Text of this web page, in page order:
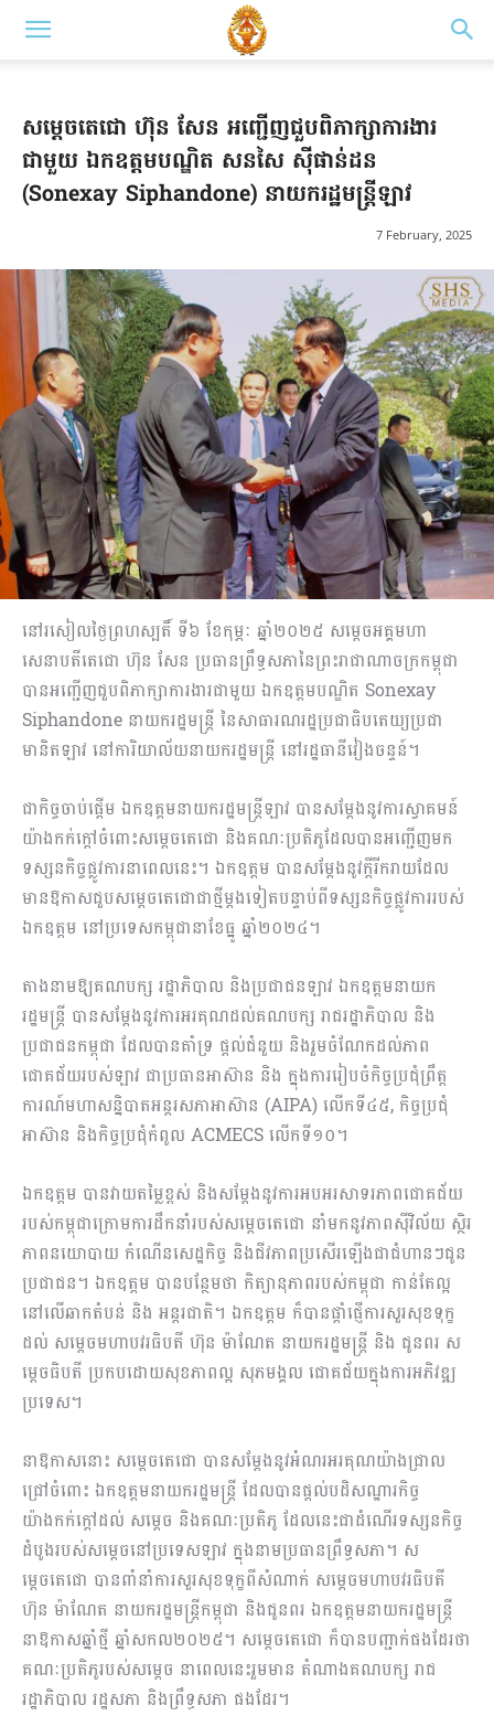
សម្ដេចតេជោ ហ៊ុន សែន អញ្ជើញជួបពិភាក្សាការងារ
ជាមួយ ឯកឧត្តមបណ្ឌិត សនសៃ ស៊ីផាន់ដន
(Sonexay Siphandone) នាយករដ្ឋមន្រ្តីឡាវ
7 February, 2025
នៅរសៀលថ្ងៃព្រហស្បតិ៍ ទី៦ ខែកុម្ភៈ ឆ្នាំ២០២៥ សម្តេចអគ្គមហា
សេនាបតីតេជោ ហ៊ុន សែន ប្រធានព្រឹទ្ធសភានៃព្រះរាជាណាចក្រកម្ពុជា
បានអញ្ជើញជួបពិភាក្សាការងារជាមួយ ឯកឧត្តមបណ្ឌិត Sonexay
Siphandone នាយករដ្ឋមន្រ្តី នៃសាធារណរដ្ឋប្រជាធិបតេយ្យប្រជា
មានិតឡាវ នៅការិយាល័យនាយករដ្ឋមន្រ្តី នៅរដ្ឋធានីវៀងចន្ទន៍។
ជាកិច្ចចាប់ផ្តើម ឯកឧត្តមនាយករដ្ឋមន្រ្តីឡាវ បានសម្តែងនូវការស្វាគមន៍
យ៉ាងកក់ក្តៅចំពោះសម្តេចតេជោ និងគណៈប្រតិភូដែលបានអញ្ជើញមក
ទស្សនកិច្ចផ្លូវការនាពេលនេះ។ ឯកឧត្តម បានសម្តែងនូវក្តីរីករាយដែល
មានឱកាសជួបសម្តេចតេជោជាថ្មីម្តងទៀតបន្ទាប់ពីទស្សនកិច្ចផ្លូវការរបស់
ឯកឧត្តម នៅប្រទេសកម្ពុជានាខែធ្នូ ឆ្នាំ២០២៤។
តាងនាមឱ្យគណបក្ស រដ្ឋាភិបាល និងប្រជាជនឡាវ ឯកឧត្តមនាយក
រដ្ឋមន្រ្តី បានសម្តែងនូវការអរគុណដល់គណបក្ស រាជរដ្ឋាភិបាល និង
ប្រជាជនកម្ពុជា ដែលបានគាំទ្រ ផ្តល់ជំនួយ និងរួមចំណែកដល់ភាព
ជោគជ័យរបស់ឡាវ ជាប្រធានអាស៊ាន និង ក្នុងការរៀបចំកិច្ចប្រជុំព្រឹត្ត
ការណ៍មហាសន្និបាតអន្តរសភាអាស៊ាន (AIPA) លើកទី៤៥, កិច្ចប្រជុំ
អាស៊ាន និងកិច្ចប្រជុំកំពូល ACMECS លើកទី១០។
ឯកឧត្តម បានវាយតម្លៃខ្ពស់ និងសម្តែងនូវការអបអរសាទរភាពជោគជ័យ
របស់កម្ពុជាក្រោមការដឹកនាំរបស់សម្តេចតេជោ នាំមកនូវភាពស៊ីវិល័យ ស្ថិរ
ភាពនយោបាយ កំណើនសេដ្ឋកិច្ច និងជីវភាពប្រសើរឡើងជាជំហានៗជូន
ប្រជាជន។ ឯកឧត្តម បានបន្ថែមថា កិត្យានុភាពរបស់កម្ពុជា កាន់តែល្អ
នៅលើឆាកតំបន់ និង អន្តរជាតិ។ ឯកឧត្តម ក៏បានផ្តាំផ្ញើការសួរសុខទុក្ខ
ដល់ សម្តេចមហាបវរធិបតី ហ៊ុន ម៉ាណែត នាយករដ្ឋមន្រ្តី និង ជូនពរ ស
ម្តេចធិបតី ប្រកបដោយសុខភាពល្អ សុភមង្គល ជោគជ័យក្នុងការអភិវឌ្ឍ
ប្រទេស។
នាឱកាសនោះ សម្តេចតេជោ បានសម្តែងនូវអំណរអរគុណយ៉ាងជ្រាល
ជ្រៅចំពោះ ឯកឧត្តមនាយករដ្ឋមន្រ្តី ដែលបានផ្តល់បដិសណ្ឋារកិច្ច
យ៉ាងកក់ក្តៅដល់ សម្តេច និងគណៈប្រតិភូ ដែលនេះជាដំណើរទស្សនកិច្ច
ដំបូងរបស់សម្តេចនៅប្រទេសឡាវ ក្នុងនាមប្រធានព្រឹទ្ធសភា។ ស
ម្តេចតេជោ បានពាំនាំការសួរសុខទុក្ខពីសំណាក់ សម្តេចមហាបវរធិបតី
ហ៊ុន ម៉ាណែត នាយករដ្ឋមន្ត្រីកម្ពុជា និងជូនពរ ឯកឧត្តមនាយករដ្ឋមន្រ្តី
នាឱកាសឆ្នាំថ្មី ឆ្នាំសកល២០២៥។ សម្តេចតេជោ ក៏បានបញ្ជាក់ផងដែរថា
គណៈប្រតិភូរបស់សម្តេច នាពេលនេះរួមមាន តំណាងគណបក្ស រាជ
រដ្ឋាភិបាល រដ្ឋសភា និងព្រឹទ្ធសភា ផងដែរ។